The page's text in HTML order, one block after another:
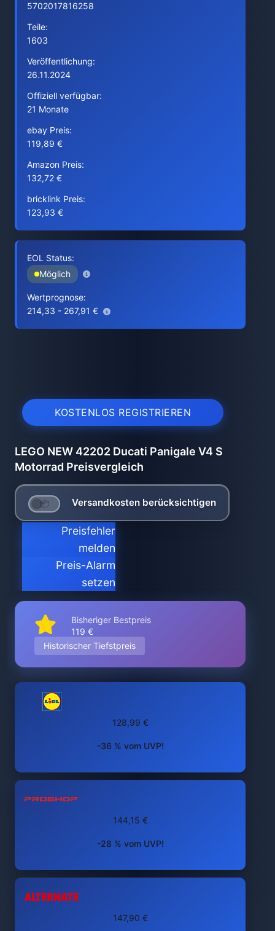
5702017816258
Teile:
1603
Veröffentlichung:
26.11.2024
Offiziell verfügbar:
21 Monate
ebay Preis:
119,89 €
Amazon Preis:
132,72 €
bricklink Preis:
123,93 €
EOL Status:
Möglich
Wertprognose:
214,33 - 267,91 €
KOSTENLOS REGISTRIEREN
LEGO NEW 42202 Ducati Panigale V4 S
Motorrad Preisvergleich
Versandkosten berücksichtigen
Preisfehler
melden
Preis-Alarm
setzen
Bisheriger Bestpreis
119 €
Historischer Tiefstpreis
128,99 €
-36 % vom UVP!
144,15 €
-28 % vom UVP!
147,90 €